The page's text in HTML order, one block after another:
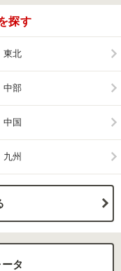
探す
東北
中部
中国
九州
タ